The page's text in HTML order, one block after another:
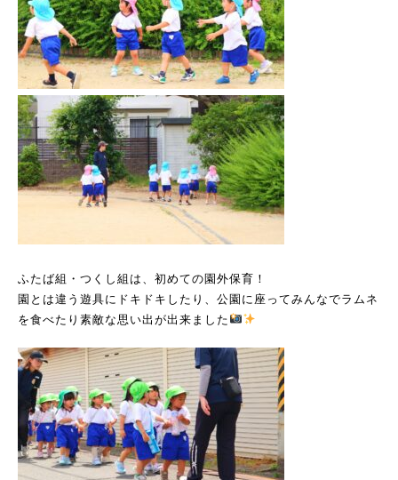
ふたば組・つくし組は、初めての園外保育！
園とは違う遊具にドキドキしたり、公園に座ってみんなでラムネ
を食べたり素敵な思い出が出来ました